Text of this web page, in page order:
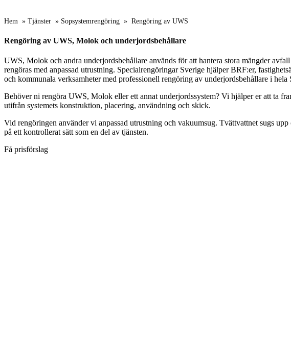
Hem » Tjänster » Sopsystemrengöring » Rengöring av UWS
Rengöring av UWS, Molok och underjordsbehållare
UWS, Molok och andra underjordsbehållare används för att hantera stora mängder
rengöras med anpassad utrustning. Specialrengöringar Sverige hjälper BRF:er,
och kommunala verksamheter med professionell rengöring av underjordsbehållare i hela
Behöver ni rengöra UWS, Molok eller ett annat underjordssystem? Vi hjälper er att ta
utifrån systemets konstruktion, placering, användning och skick.
Vid rengöringen använder vi anpassad utrustning och vakuumsug. Tvättvattnet sugs upp
på ett kontrollerat sätt som en del av tjänsten.
Få prisförslag